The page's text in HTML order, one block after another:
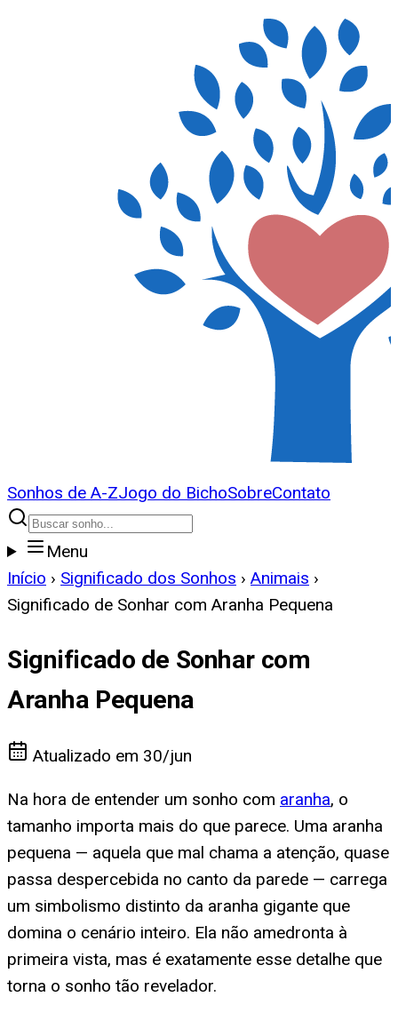
Sonhos de A-ZJogo do BichoSobreContato
Menu
Início › Significado dos Sonhos › Animais ›
Significado de Sonhar com Aranha Pequena
Significado de Sonhar com
Aranha Pequena
Atualizado em 30/jun
Na hora de entender um sonho com aranha, o
tamanho importa mais do que parece. Uma aranha
pequena — aquela que mal chama a atenção, quase
passa despercebida no canto da parede — carrega
um simbolismo distinto da aranha gigante que
domina o cenário inteiro. Ela não amedronta à
primeira vista, mas é exatamente esse detalhe que
torna o sonho tão revelador.